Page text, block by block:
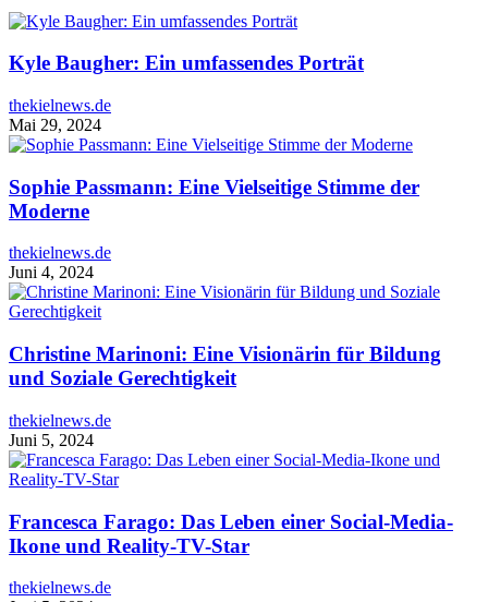
Kyle Baugher: Ein umfassendes Porträt
thekielnews.de
Mai 29, 2024
Sophie Passmann: Eine Vielseitige Stimme der
Moderne
thekielnews.de
Juni 4, 2024
Christine Marinoni: Eine Visionärin für Bildung
und Soziale Gerechtigkeit
thekielnews.de
Juni 5, 2024
Francesca Farago: Das Leben einer Social-Media-
Ikone und Reality-TV-Star
thekielnews.de